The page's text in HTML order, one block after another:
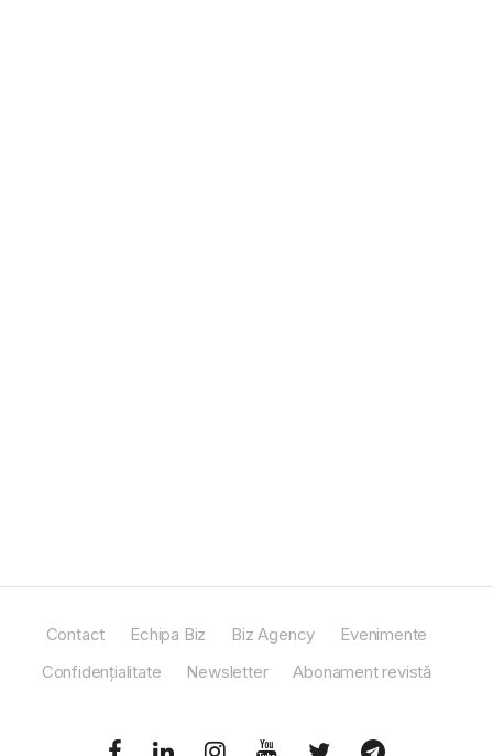
Contact Echipa Biz Biz Agency
Evenimente
Confidențialitate
Newsletter Abonament revistă